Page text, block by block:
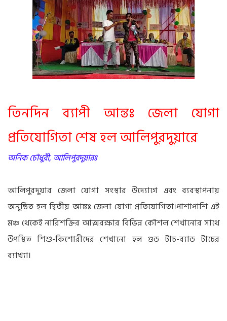
তিনদিন ব্যাপী আন্তঃ জেলা যোগা
প্রতিযোগিতা শেষ হল আলিপুরদুয়ারে
অনিক চৌধুরী, আলিপুরদুয়ারঃ
আলিপুরদুয়ার জেলা যোগা সংস্থার উদ্যোগে এবং ব্যবস্থাপনায়
অনুষ্ঠিত হল দ্বিতীয় আন্তঃ জেলা যোগা প্রতিযোগিতা।পাশাপাশি এই
মঞ্চ থেকেই নারিশক্তির আত্মরক্ষার বিভিন্ন কৌশল শেখানোর সাথে
উপস্থিত শিশু-কিশোরীদের শেখানো হল গুড টাচ-ব্যাড টাচের
ব্যাখ্যা।